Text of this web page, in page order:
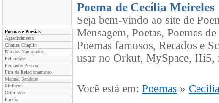
Poemas e Poesias
Agradecimento
Charles Chaplin
Dia dos Namorados
Felicidade
Fernando Pessoa
Fim de Relacionamento
Manuel Bandeira
Mulheres
Otimismo
Paixão
Poema de Cecília Meireles
Seja bem-vindo ao site de
Mensagem, Poetas, Poemas
Poemas famosos, Recados e
usar no Orkut, MySpace, Hi5,
Você está em: Poemas »